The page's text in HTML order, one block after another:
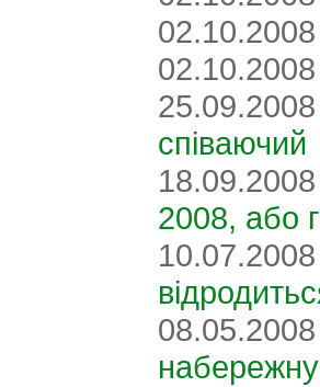
співаючий
2008, або
набережну